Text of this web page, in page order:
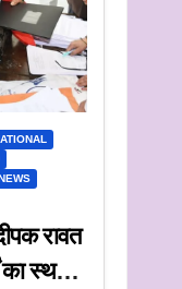
रावत
स्थलीय